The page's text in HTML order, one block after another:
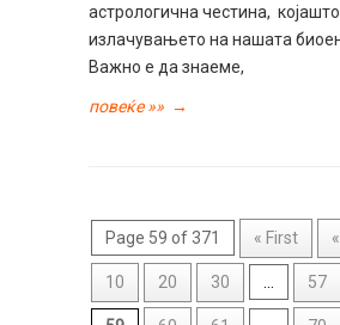
астрологична честина,
излачувањето на нашата
Важно е да знаеме,
повеќе »» →
Page 59 of 371 « First «
10 20 30 57